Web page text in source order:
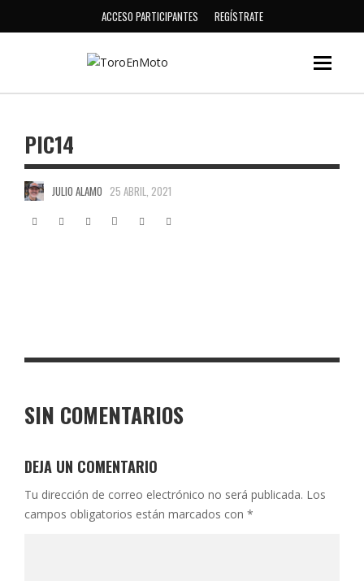
ACCESO PARTICIPANTES REGÍSTRATE
PIC14
JULIO ALAMO 25 ABRIL, 2021
SIN COMENTARIOS
DEJA UN COMENTARIO
Tu dirección de correo electrónico no será publicada. Los
campos obligatorios están marcados con *